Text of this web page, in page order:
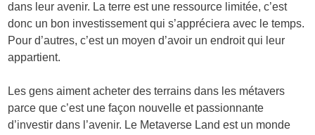
dans leur avenir. La terre est une ressource limitée, c’est
donc un bon investissement qui s’appréciera avec le temps.
Pour d’autres, c’est un moyen d’avoir un endroit qui leur
appartient.
Les gens aiment acheter des terrains dans les métavers
parce que c’est une façon nouvelle et passionnante
d’investir dans l’avenir. Le Metaverse Land est un monde